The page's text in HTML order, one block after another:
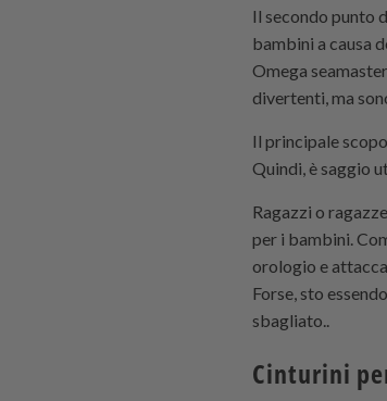
Il secondo punto
bambini a causa
Omega
divertenti, ma
Il principale
Quindi, è saggio
Ragazzi o
per i bambini.
orologio e
Forse, sto
sbagliato..
Cinturini